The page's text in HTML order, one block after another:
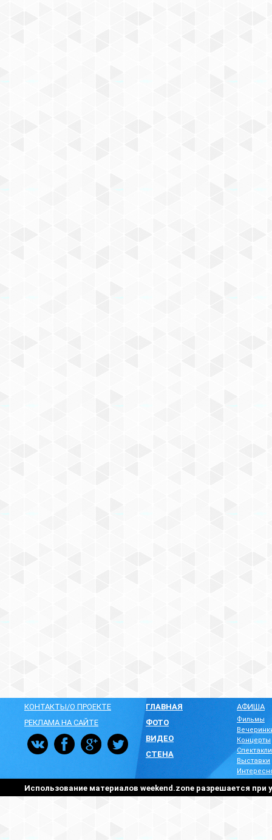
КОНТАКТЫ/О ПРОЕКТЕ
РЕКЛАМА НА САЙТЕ
ГЛАВНАЯ
ФОТО
ВИДЕО
СТЕНА
АФИША
Фильмы
Концерты
Спектакли
Выставки
Использование материалов weekend.zone разрешается